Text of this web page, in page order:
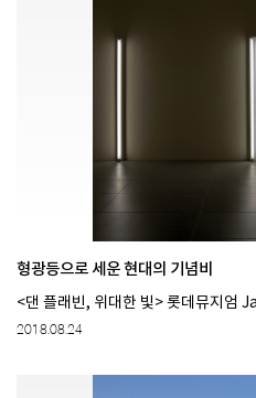
형광등으로 세운 현대의 기념비
<댄 플래빈, 위대한 빛> 롯데뮤지엄
2018.08.24